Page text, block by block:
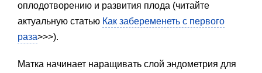
оплодотворению и развития плода (читайте
актуальную статью Как забеременеть с первого
раза>>>).
Матка начинает наращивать слой эндометрия для